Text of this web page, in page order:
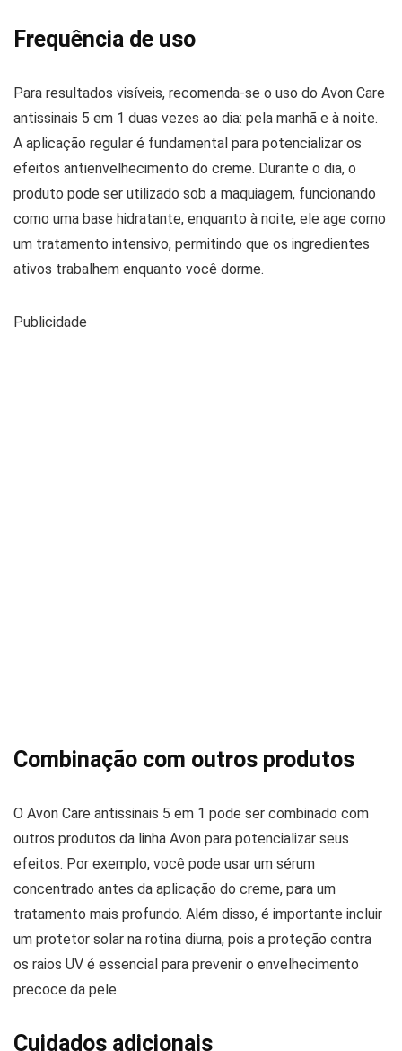
Frequência de uso
Para resultados visíveis, recomenda-se o uso do Avon Care
antissinais 5 em 1 duas vezes ao dia: pela manhã e à noite.
A aplicação regular é fundamental para potencializar os
efeitos antienvelhecimento do creme. Durante o dia, o
produto pode ser utilizado sob a maquiagem, funcionando
como uma base hidratante, enquanto à noite, ele age como
um tratamento intensivo, permitindo que os ingredientes
ativos trabalhem enquanto você dorme.
Publicidade
Combinação com outros produtos
O Avon Care antissinais 5 em 1 pode ser combinado com
outros produtos da linha Avon para potencializar seus
efeitos. Por exemplo, você pode usar um sérum
concentrado antes da aplicação do creme, para um
tratamento mais profundo. Além disso, é importante incluir
um protetor solar na rotina diurna, pois a proteção contra
os raios UV é essencial para prevenir o envelhecimento
precoce da pele.
Cuidados adicionais